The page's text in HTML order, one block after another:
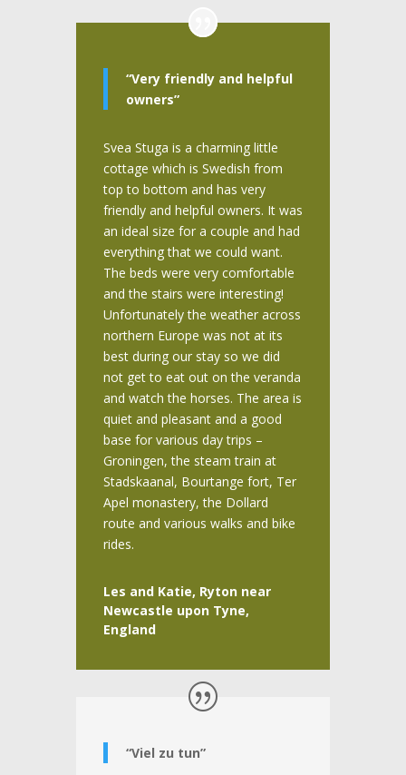
“Very friendly and helpful
owners”
Svea Stuga is a charming little
cottage which is Swedish from
top to bottom and has very
friendly and helpful owners. It was
an ideal size for a couple and had
everything that we could want.
The beds were very comfortable
and the stairs were interesting!
Unfortunately the weather across
northern Europe was not at its
best during our stay so we did
not get to eat out on the veranda
and watch the horses. The area is
quiet and pleasant and a good
base for various day trips –
Groningen, the steam train at
Stadskaanal, Bourtange fort, Ter
Apel monastery, the Dollard
route and various walks and bike
rides.
Les and Katie, Ryton near
Newcastle upon Tyne,
England
“Viel zu tun”